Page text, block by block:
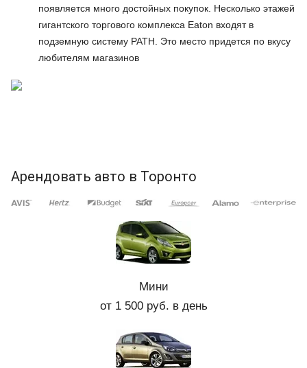
появляется много достойных покупок. Несколько этажей
гигантского торгового комплекса Eaton входят в
подземную систему РАТН. Это место придется по вкусу
любителям магазинов
Арендовать авто в Торонто
Мини
от 1 500 руб. в день